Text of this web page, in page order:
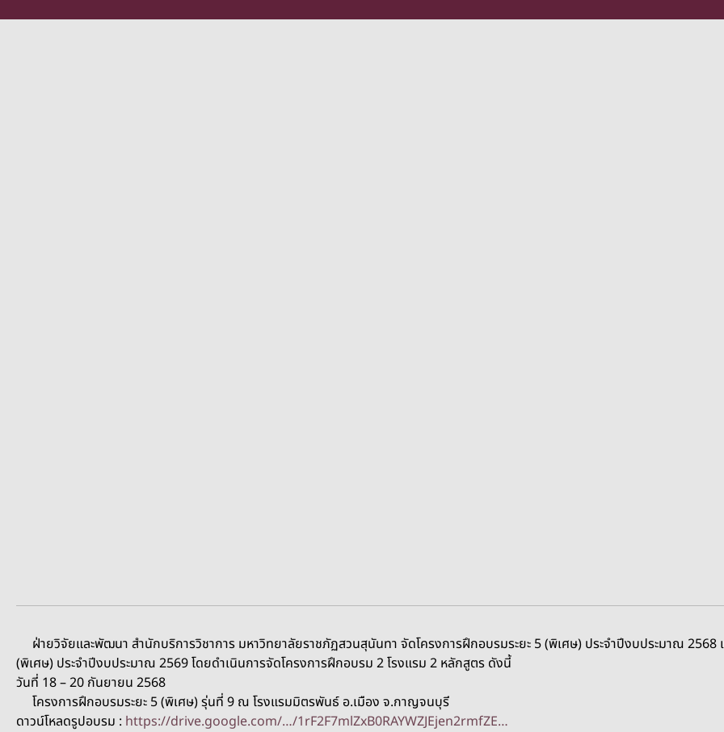
ฝ่ายวิจัยและพัฒนา สำนักบริการวิชาการ มหาวิทยาลัยราชภัฏสวนสุนันทา จัดโครงการฝึกอบรมระยะ 5 (พิเศษ) ประจำปีงบประมาณ 2568 แ
(พิเศษ) ประจำปีงบประมาณ 2569 โดยดำเนินการจัดโครงการฝึกอบรม 2 โรงแรม 2 หลักสูตร ดังนี้
วันที่ 18 – 20 กันยายน 2568
โครงการฝึกอบรมระยะ 5 (พิเศษ) รุ่นที่ 9 ณ โรงแรมมิตรพันธ์ อ.เมือง จ.กาญจนบุรี
ดาวน์โหลดรูปอบรม : https://drive.google.com/…/1rF2F7mlZxB0RAYWZJEjen2rmfZE…